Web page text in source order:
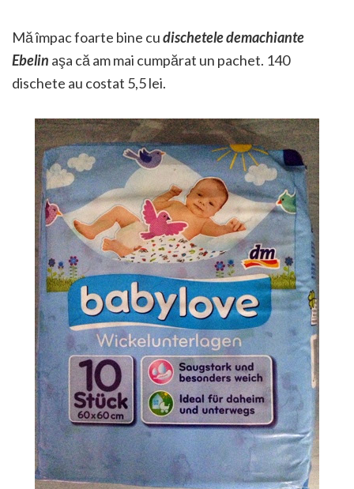
Mă împac foarte bine cudischetele demachiante
Ebelin aşa că am mai cumpărat un pachet. 140
dischete au costat 5,5 lei.